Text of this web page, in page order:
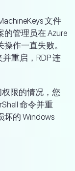
文件
管理员在 Azure
作一直失败。
重启，RDP 连
限的情况，您
命令并重
坏的 Windows